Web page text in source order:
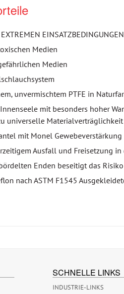
EXTREMEN
Medien
Medien
unvermischtem PTFE in
Innenseele mit besonders hoher
universelle Materialverträglichkeit
mit Monel Gewebeverstärkung
Ausfall und Freisetzung
Enden beseitigt das
nach ASTM F1545
SCHNELLE LINKS
INDUSTRIE-LINKS